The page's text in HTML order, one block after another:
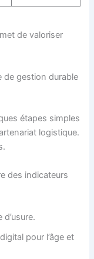
de valoriser
de gestion durable
étapes simples
logistique.
des indicateurs
pour l’âge et